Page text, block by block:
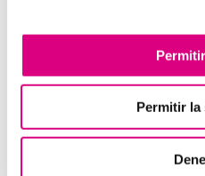
Permitir la
Telefonía virtual para el
desde donde estés
Tendencias actuales en
debes aplicar en tu plan de